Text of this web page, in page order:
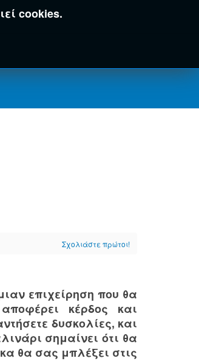
cookies.
Σχολιάστε πρώτοι!
επιχείρηση που θα
κέρδος και
δυσκολίες, και
σημαίνει ότι θα
θα σας μπλέξει στις